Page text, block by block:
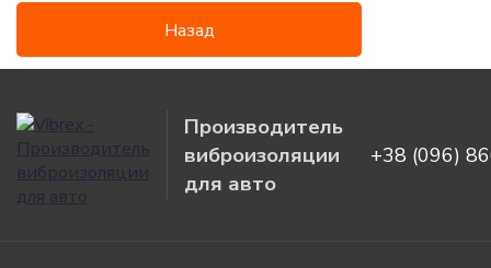
Назад
Производитель
виброизоляции
для авто
+38 (096)